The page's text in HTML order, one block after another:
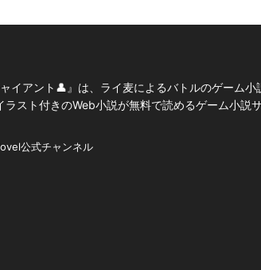
イアント👤』は、ライ麦によるバトルのゲーム
スト付きのWeb小説が無料で読めるゲーム小説サ
公式チャンネル